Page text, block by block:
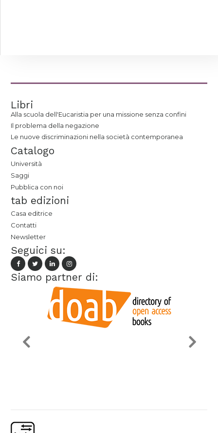
Libri
Alla scuola dell'Eucaristia per una missione senza confini
Il problema della negazione
Le nuove discriminazioni nella società contemporanea
Catalogo
Università
Saggi
Pubblica con noi
tab edizioni
Casa editrice
Contatti
Newsletter
Seguici su:
Siamo partner di: